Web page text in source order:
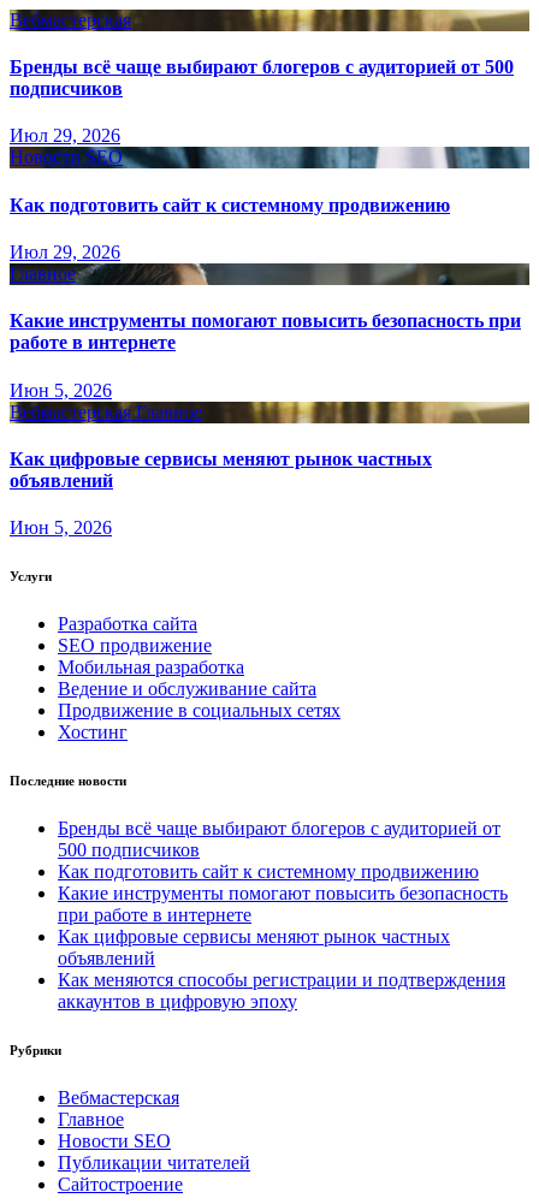
Вебмастерская
Бренды всё чаще выбирают блогеров с аудиторией от 500
подписчиков
Июл 29, 2026
Новости SEO
Как подготовить сайт к системному продвижению
Июл 29, 2026
Главное
Какие инструменты помогают повысить безопасность при
работе в интернете
Июн 5, 2026
Вебмастерская Главное
Как цифровые сервисы меняют рынок частных
объявлений
Июн 5, 2026
Услуги
Разработка сайта
SEO продвижение
Мобильная разработка
Ведение и обслуживание сайта
Продвижение в социальных сетях
Хостинг
Последние новости
Бренды всё чаще выбирают блогеров с аудиторией от
500 подписчиков
Как подготовить сайт к системному продвижению
Какие инструменты помогают повысить безопасность
при работе в интернете
Как цифровые сервисы меняют рынок частных
объявлений
Как меняются способы регистрации и подтверждения
аккаунтов в цифровую эпоху
Рубрики
Вебмастерская
Главное
Новости SEO
Публикации читателей
Сайтостроение